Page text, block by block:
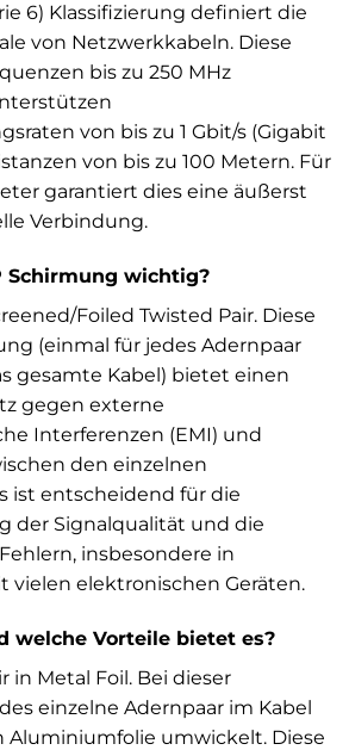
6) Klassifizierung definiert die
von Netzwerkkabeln. Diese
bis zu 250 MHz
von bis zu 1 Gbit/s (Gigabit
von bis zu 100 Metern. Für
garantiert dies eine äußerst
Verbindung.
Schirmung wichtig?
Foiled Twisted Pair. Diese
(einmal für jedes Adernpaar
gesamte Kabel) bietet einen
gegen externe
Interferenzen (EMI) und
den einzelnen
ist entscheidend für die
der Signalqualität und die
insbesondere in
vielen elektronischen Geräten.
welche Vorteile bietet es?
in Metal Foil. Bei dieser
einzelne Adernpaar im Kabel
Aluminiumfolie umwickelt. Diese